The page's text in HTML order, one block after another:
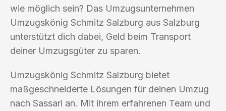
wie möglich sein? Das Umzugsunternehmen
Umzugskönig Schmitz Salzburg aus Salzburg
unterstützt dich dabei, Geld beim Transport
deiner Umzugsgüter zu sparen.
Umzugskönig Schmitz Salzburg bietet
maßgeschneiderte Lösungen für deinen Umzug
nach Sassari an. Mit ihrem erfahrenen Team und